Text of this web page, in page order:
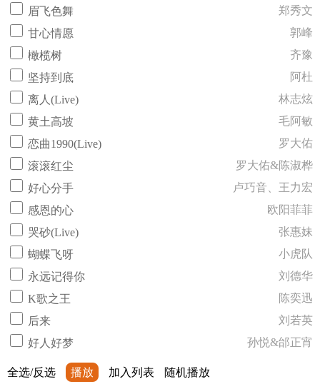
眉飞色舞
郑秀文
甘心情愿
郭峰
橄榄树
齐豫
坚持到底
阿杜
离人(Live)
林志炫
黄土高坡
毛阿敏
恋曲1990(Live)
罗大佑
滚滚红尘
罗大佑&陈淑桦
好心分手
卢巧音、王力宏
感恩的心
欧阳菲菲
哭砂(Live)
张惠妹
蝴蝶飞呀
小虎队
永远记得你
刘德华
K歌之王
陈奕迅
后来
刘若英
好人好梦
孙悦&邰正宵
全选/反选 播放 加入列表 随机播放